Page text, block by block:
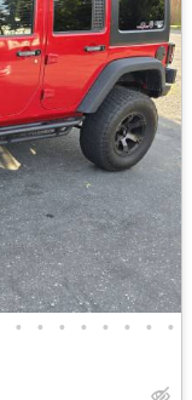
• • • • • • • •